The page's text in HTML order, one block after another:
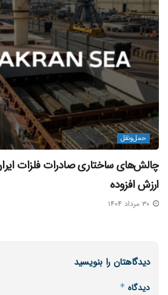
حمل‌و‌نقل
چالش‌های ساختاری صادرات فلزات
ارزش افزوده
دیدگاهتان را بنویسید
دیدگاه *